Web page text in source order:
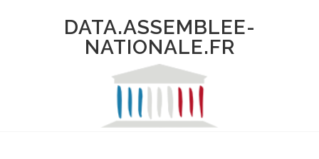
DATA.ASSEMBLEE-
NATIONALE.FR